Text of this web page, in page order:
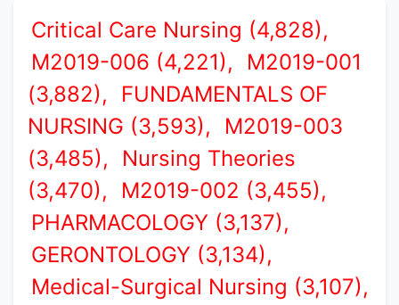
Critical Care Nursing (4,828),
M2019-006 (4,221),
M2019-001
(3,882),
FUNDAMENTALS OF
NURSING (3,593),
M2019-003
(3,485),
Nursing Theories
(3,470),
M2019-002 (3,455),
PHARMACOLOGY (3,137),
GERONTOLOGY (3,134),
Medical-Surgical Nursing (3,107),